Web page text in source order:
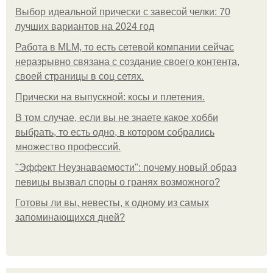
Выбор идеальной прически с завесой челки: 70
лучших вариантов на 2024 год
Работа в MLM, то есть сетевой компании сейчас
неразрывно связана с создание своего контента,
своей страницы в соц сетях.
Прически на выпускной: косы и плетения.
В том случае, если вы не знаете какое хобби
выбрать, то есть одно, в котором собрались
множество профессий.
"Эффект Неузнаваемости": почему новый образ
певицы вызвал споры о гранях возможного?
Готовы ли вы, невесты, к одному из самых
запоминающихся дней?